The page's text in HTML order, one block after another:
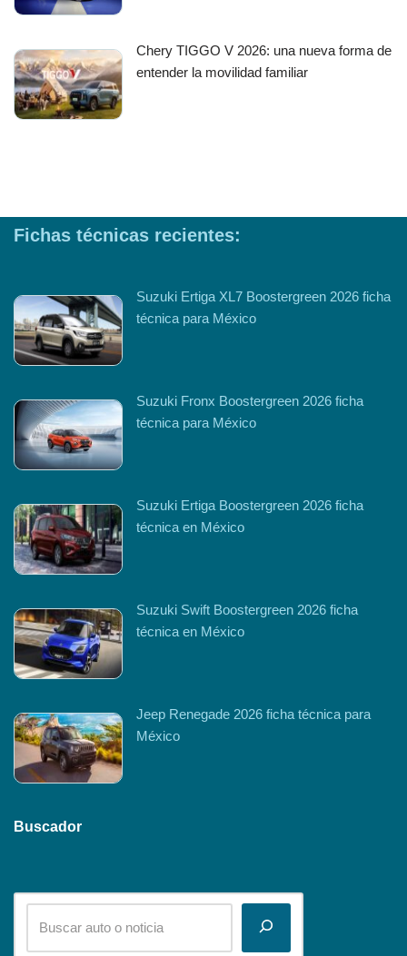
Chery TIGGO V 2026: una nueva forma de
entender la movilidad familiar
Fichas técnicas recientes:
Suzuki Ertiga XL7 Boostergreen 2026 ficha
técnica para México
Suzuki Fronx Boostergreen 2026 ficha
técnica para México
Suzuki Ertiga Boostergreen 2026 ficha
técnica en México
Suzuki Swift Boostergreen 2026 ficha
técnica en México
Jeep Renegade 2026 ficha técnica para
México
Buscador